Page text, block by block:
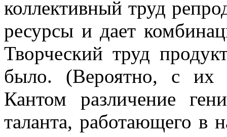
коллективный труд
ресурсы и дает
Творческий труд
было. (Вероятно, с их
Кантом различение
таланта, работающего в